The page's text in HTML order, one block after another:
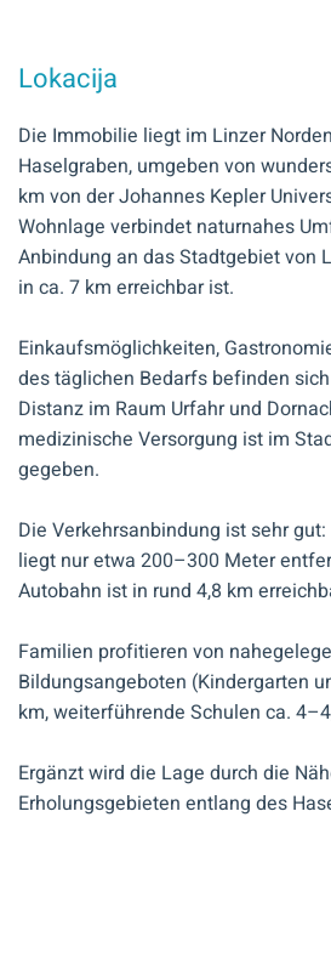
Lokacija
Die Immobilie liegt im Linzer
Haselgraben, umgeben von
km von der Johannes Kepler
Wohnlage verbindet naturnahes
Anbindung an das Stadtgebiet von
in ca. 7 km erreichbar ist.
Einkaufsmöglichkeiten,
des täglichen Bedarfs befinden
Distanz im Raum Urfahr und
medizinische Versorgung ist im
gegeben.
Die Verkehrsanbindung ist sehr
liegt nur etwa 200–300 Meter
Autobahn ist in rund 4,8 km
Familien profitieren von
Bildungsangeboten (Kindergarten
km, weiterführende Schulen ca.
Ergänzt wird die Lage durch die
Erholungsgebieten entlang des